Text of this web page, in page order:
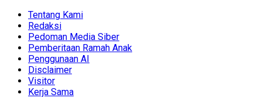
Tentang Kami
Redaksi
Pedoman Media Siber
Pemberitaan Ramah Anak
Penggunaan AI
Disclaimer
Visitor
Kerja Sama